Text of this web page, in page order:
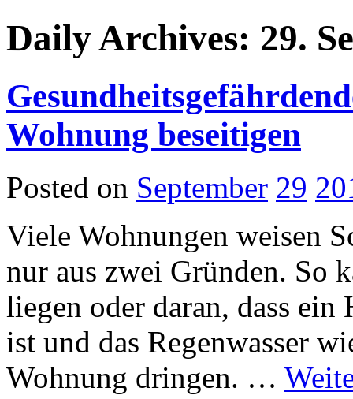
Daily Archives: 29.
Wohnung beseitigen
Posted on September 29
Viele Wohnungen weisen
nur aus zwei Gründen. So
liegen oder daran, dass
ist und das Regenwasser
Wohnung dringen. …